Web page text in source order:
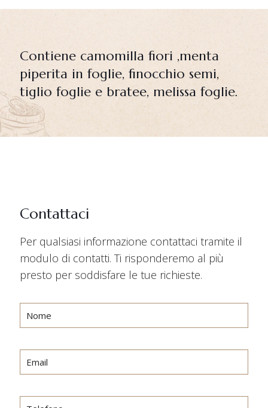
Contiene camomilla fiori ,menta
piperita in foglie, finocchio semi,
tiglio foglie e bratee, melissa foglie.
Contattaci
Per qualsiasi informazione contattaci tramite il
modulo di contatti. Ti risponderemo al più
presto per soddisfare le tue richieste.